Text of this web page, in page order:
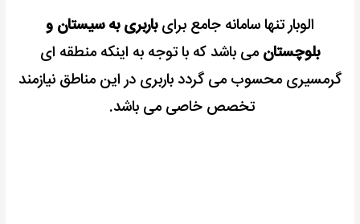
الوبار تنها سامانه جامع برایباربری به سیستان و
بلوچستان می باشد که با توجه به اینکه منطقه ای
گرمسیری محسوب می گردد باربری در این مناطق نیازمند
تخصص خاصی می باشد.